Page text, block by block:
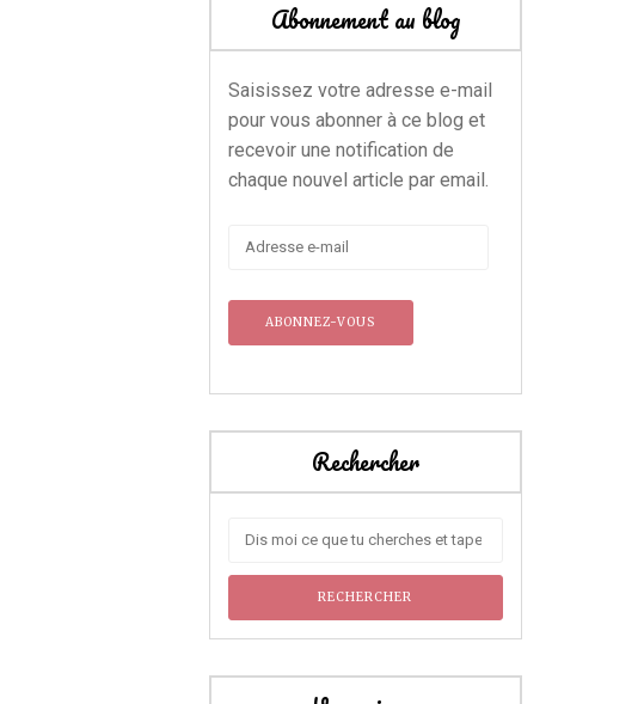
Abonnement au blog
Saisissez votre adresse e-mail
pour vous abonner à ce blog et
recevoir une notification de
chaque nouvel article par email.
Adresse
mail
Rechercher